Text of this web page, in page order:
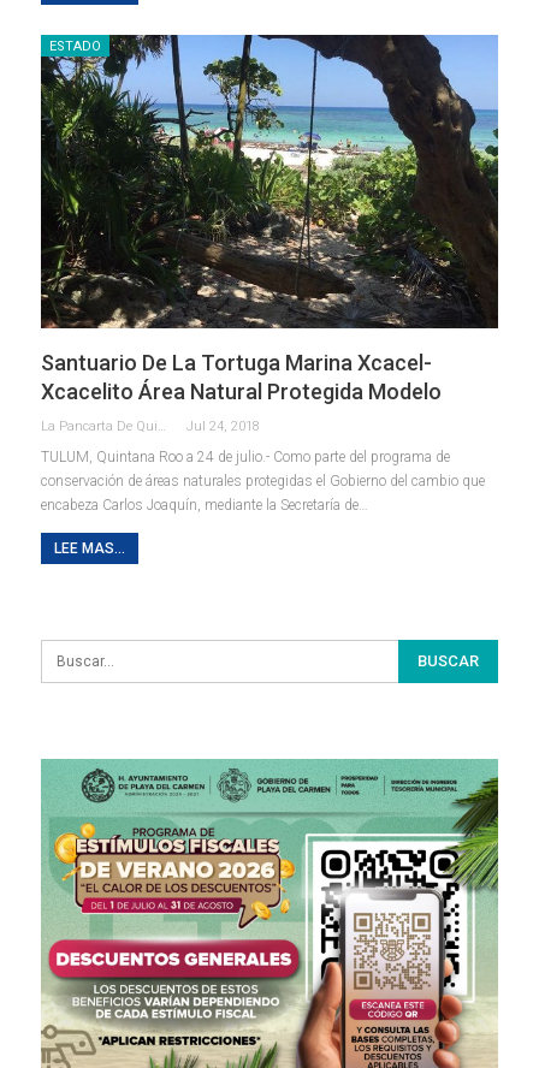
ESTADO
Santuario De La Tortuga Marina Xcacel-
Xcacelito Área Natural Protegida Modelo
Jul 24, 2018
TULUM, Quintana Roo a 24 de julio.- Como parte del programa de
conservación de áreas naturales protegidas el Gobierno del cambio que
encabeza Carlos Joaquín, mediante la Secretaría de…
LEE MAS...